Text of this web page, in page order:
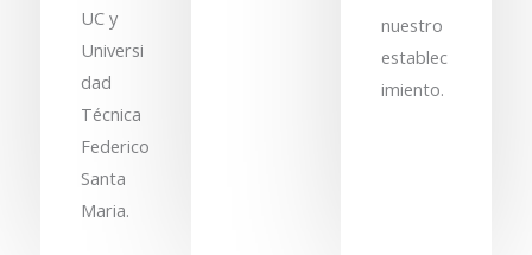
UC y
Universi
dad
Técnica
Federico
Santa
Maria.
nuestro
establec
imiento.